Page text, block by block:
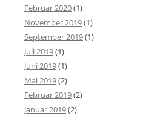
Februar 2020(1)
November 2019(1)
September 2019(1)
Juli 2019(1)
Juni 2019(1)
Mai 2019(2)
Februar 2019(2)
Januar 2019(2)